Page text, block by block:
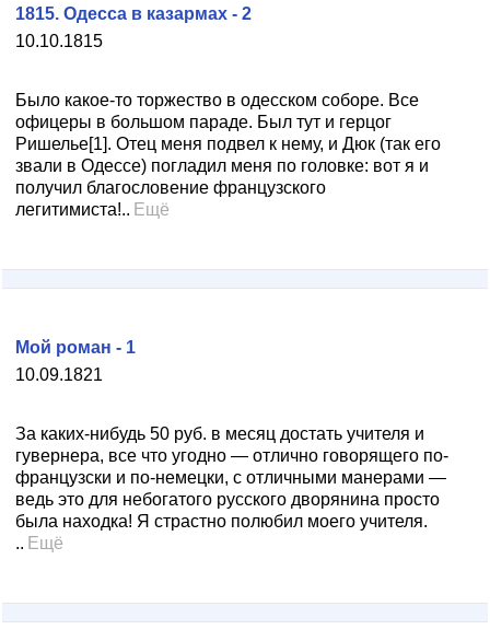
10.10.1815
1815. Одесса в казармах - 2
Было какое-то торжество в одесском соборе. Все
офицеры в большом параде. Был тут и герцог
Ришелье[1]. Отец меня подвел к нему, и Дюк (так его
звали в Одессе) погладил меня по головке: вот я и
получил благословение французского
легитимиста!.. Ещё
10.09.1821
Мой роман - 1
За каких-нибудь 50 руб. в месяц достать учителя и
гувернера, все что угодно — отлично говорящего по-
французски и по-немецки, с отличными манерами —
ведь это для небогатого русского дворянина просто
была находка! Я страстно полюбил моего учителя.
.. Ещё